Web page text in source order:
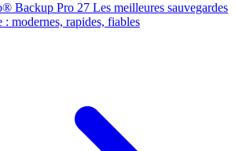
® Backup Pro 27 Les meilleures sauvegardes
: modernes, rapides, fiables